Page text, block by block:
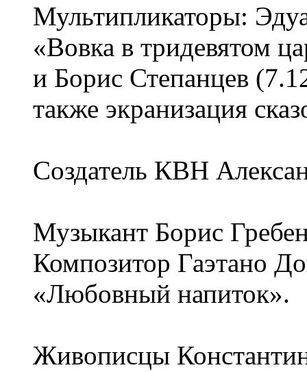
Мультипликаторы:
«Вовка в тридевятом
и Борис Степанцев
также экранизация
Создатель КВН
Музыкант Борис
Композитор Гаэтано
«Любовный напиток».
Живописцы